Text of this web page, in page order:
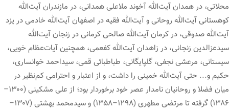
محلاتی، در همدان آیت‌الله آخوند ملاعلی همدانی، در مازندران آیت‌الله
کوهستانی آیت‌الله روحانی و آیت‌الله فقیه در اصفهان آیت‌الله خادمی در یزد
آیت‌الله صدوقی، در کرمان آیت‌الله صالحی کرمانی در زنجان آیت‌الله
سیدعزالدین زنجانی، در زاهدان آیت‌الله کفعمی، همچنین آیات‌عظام خویی،
سیستانی، مرعشی نجفی، گلپایگانی، طباطبائی قمی، سیداحمد خوانساری،
حکیم و... حتی آیت‌الله خمینی را داشت، و از اعتبار و احترامی کم‌نظیر در
میان فضلا و روحانیان نامدار عصر خود برخوردار بود؛ از علی مشکینی (۱۳۰۰–
۱۳۸۶) گرفته تا مرتضی مطهری (۱۲۹۸–۱۳۵۸) و سیدمحمد بهشتی (۱۳۰۷–